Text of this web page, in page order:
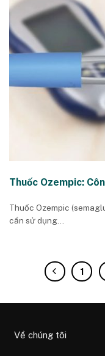
Thuốc Ozempic:
Thuốc Ozempic
cần sử dụng...
1
Về chúng tôi